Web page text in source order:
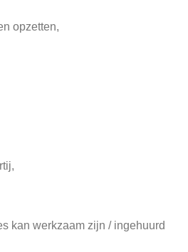
opzetten,
kan werkzaam zijn / ingehuurd